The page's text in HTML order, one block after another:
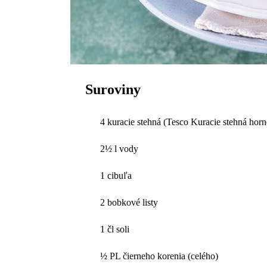
Suroviny
4 kuracie stehná (Tesco Kuracie stehná
2½ l vody
1 cibuľa
2 bobkové listy
1 čl soli
½ PL čierneho korenia (celého)